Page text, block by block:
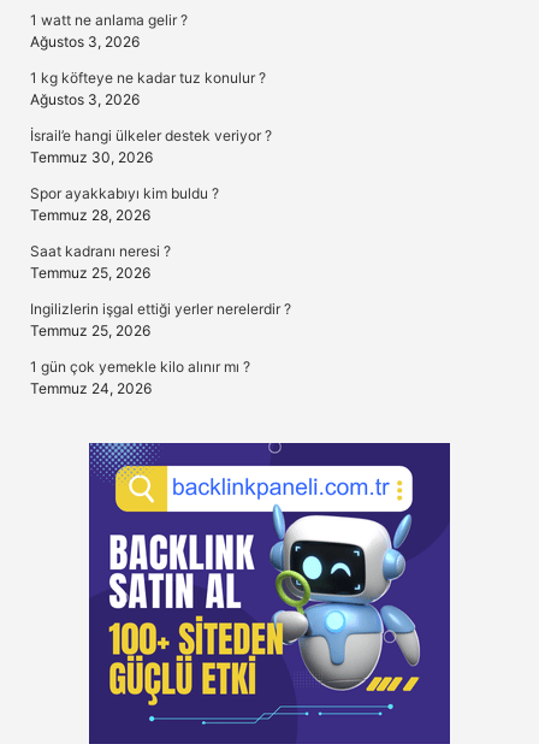
1 watt ne anlama gelir ?
Ağustos 3, 2026
1 kg köfteye ne kadar tuz konulur ?
Ağustos 3, 2026
İsrail’e hangi ülkeler destek veriyor ?
Temmuz 30, 2026
Spor ayakkabıyı kim buldu ?
Temmuz 28, 2026
Saat kadranı neresi ?
Temmuz 25, 2026
Ingilizlerin işgal ettiği yerler nerelerdir ?
Temmuz 25, 2026
1 gün çok yemekle kilo alınır mı ?
Temmuz 24, 2026